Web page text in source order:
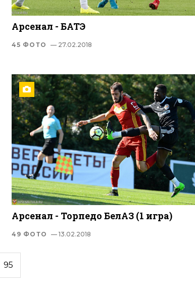
Арсенал - БАТЭ
45 ФОТО — 27.02.2018
Арсенал - Торпедо БелАЗ (1 игра)
49 ФОТО — 13.02.2018
95